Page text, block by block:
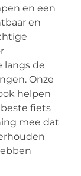
en een
en
langs de
Onze
helpen
fiets
mee dat